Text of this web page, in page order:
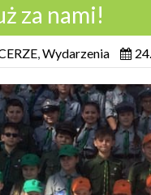
za nami!
,Wydarzenia